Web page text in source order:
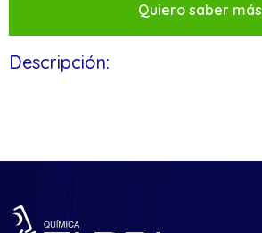
Quiero saber más
Descripción: